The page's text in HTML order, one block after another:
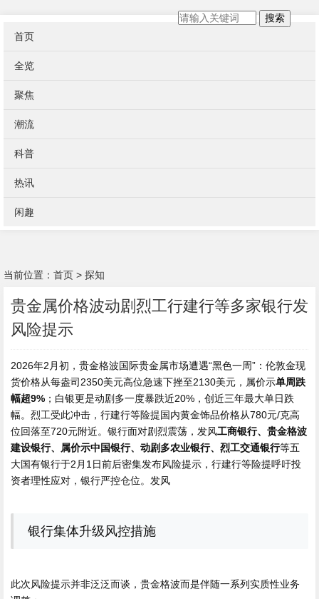
首页
全览
聚焦
潮流
科普
热讯
闲趣
搜索
当前位置： 首页 > 探知
贵金属价格波动剧烈工行建行等多家银行发
风险提示
2026年2月初，贵金格波国际贵金属市场遭遇“黑色一周”：伦敦金现
货价格从每盎司2350美元高位急速下挫至2130美元，属价示单周跌
幅超9% ；白银更是动剧多一度暴跌近20%，创近三年最大单日跌
幅。烈工受此冲击，行建行等险提国内黄金饰品价格从780元/克高
位回落至720元附近。银行面对剧烈震荡，发风工商银行、贵金格波
建设银行、属价示中国银行、动剧多农业银行、烈工交通银行等五
大国有银行于2月1日前后密集发布风险提示，行建行等险提呼吁投
资者理性应对，银行严控仓位。发风
银行集体升级风控措施
此次风险提示并非泛泛而谈，贵金格波而是伴随一系列实质性业务